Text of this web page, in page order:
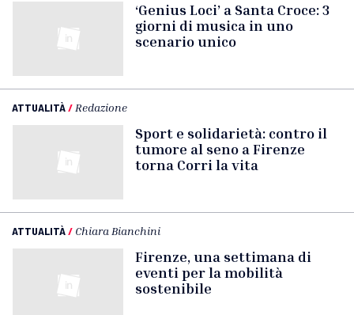
‘Genius Loci’ a Santa Croce: 3
giorni di musica in uno
scenario unico
ATTUALITÀ/ Redazione
Sport e solidarietà: contro il
tumore al seno a Firenze
torna Corri la vita
ATTUALITÀ/ Chiara Bianchini
Firenze, una settimana di
eventi per la mobilità
sostenibile